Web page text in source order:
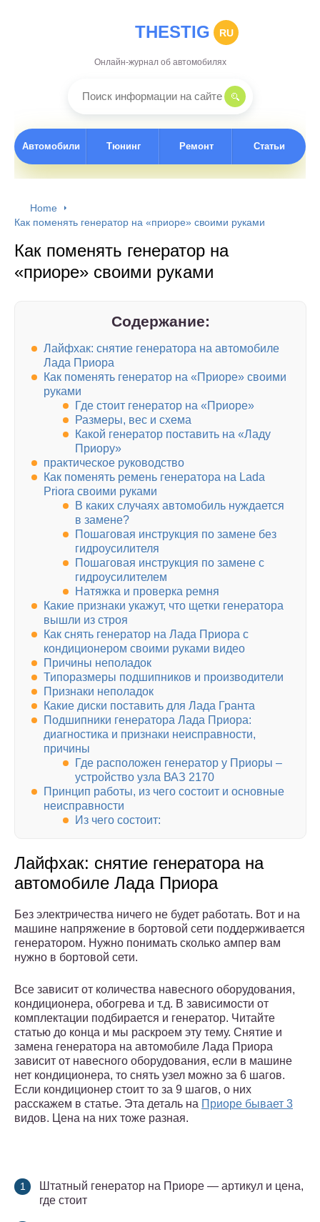
THESTIG RU
Онлайн-журнал об автомобилях
Автомобили Тюнинг Ремонт Статьи
Home
Как поменять генератор на «приоре» своими руками
Как поменять генератор на
«приоре» своими руками
Содержание:
Лайфхак: снятие генератора на автомобиле
Лада Приора
Как поменять генератор на «Приоре» своими
руками
Где стоит генератор на «Приоре»
Размеры, вес и схема
Какой генератор поставить на «Ладу
Приору»
практическое руководство
Как поменять ремень генератора на Lada
Priora своими руками
В каких случаях автомобиль нуждается
в замене?
Пошаговая инструкция по замене без
гидроусилителя
Пошаговая инструкция по замене с
гидроусилителем
Натяжка и проверка ремня
Какие признаки укажут, что щетки генератора
вышли из строя
Как снять генератор на Лада Приора с
кондиционером своими руками видео
Причины неполадок
Типоразмеры подшипников и производители
Признаки неполадок
Какие диски поставить для Лада Гранта
Подшипники генератора Лада Приора:
диагностика и признаки неисправности,
причины
Где расположен генератор у Приоры –
устройство узла ВАЗ 2170
Принцип работы, из чего состоит и основные
неисправности
Из чего состоит:
Лайфхак: снятие генератора на
автомобиле Лада Приора
Без электричества ничего не будет работать. Вот и на
машине напряжение в бортовой сети поддерживается
генератором. Нужно понимать сколько ампер вам
нужно в бортовой сети.
Все зависит от количества навесного оборудования,
кондиционера, обогрева и т.д. В зависимости от
комплектации подбирается и генератор. Читайте
статью до конца и мы раскроем эту тему. Снятие и
замена генератора на автомобиле Лада Приора
зависит от навесного оборудования, если в машине
нет кондиционера, то снять узел можно за 6 шагов.
Если кондиционер стоит то за 9 шагов, о них
расскажем в статье. Эта деталь на Приоре бывает 3
видов. Цена на них тоже разная.
Штатный генератор на Приоре — артикул и цена,
где стоит